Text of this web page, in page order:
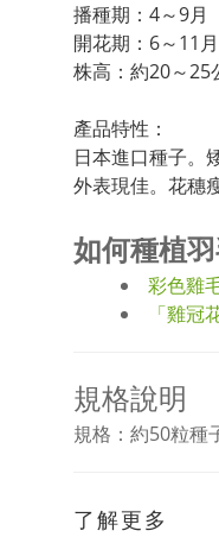
播種期：4～9月
開花期：6～11月
株高：約20～25
產品特性：
日本進口種子。
外表現佳。花穗
如何種植
彩色雞
「雞冠
規格說明
規格：約50粒種
了解更多